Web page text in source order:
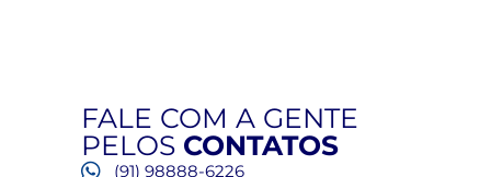
FALE COM A GENTE
PELOS CONTATOS
(91) 98888-6226